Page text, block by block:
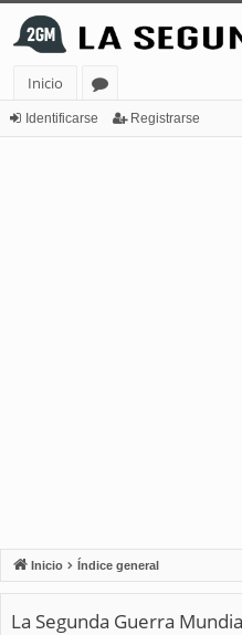
Inicio
or
Identificarse Registrarse
Inicio Índice general
La Segunda Guerra